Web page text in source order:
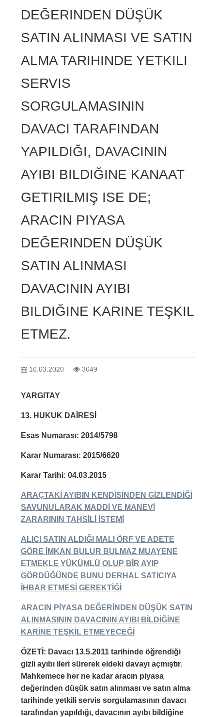
DEĞERINDEN DÜŞÜK
SATIN ALINMASI VE SATIN
ALMA TARIHINDE YETKILI
SERVIS
SORGULAMASININ
DAVACI TARAFINDAN
YAPILDIĞI, DAVACININ
AYIBI BILDIĞINE KANAAT
GETIRILMIŞ ISE DE;
ARACIN PIYASA
DEĞERINDEN DÜŞÜK
SATIN ALINMASI
DAVACININ AYIBI
BILDIĞINE KARINE TEŞKIL
ETMEZ.
16.03.2020 3649
YARGITAY
13. HUKUK DAİRESİ
Esas Numarası: 2014/5798
Karar Numarası: 2015/6620
Karar Tarihi: 04.03.2015
ARAÇTAKİ AYIBIN KENDİSİNDEN GİZLENDİĞİ
SAVUNULARAK MADDİ VE MANEVİ
ZARARININ TAHSİLİ İSTEMİ
ALICI SATIN ALDIĞI MALI ÖRF VE ADETE
GÖRE İMKAN BULUR BULMAZ MUAYENE
ETMEKLE YÜKÜMLÜ OLUP BİR AYIP
GÖRDÜĞÜNDE BUNU DERHAL SATICIYA
İHBAR ETMESİ GEREKTİĞİ
ARACIN PİYASA DEĞERİNDEN DÜŞÜK SATIN
ALINMASININ DAVACININ AYIBI BİLDİĞİNE
KARİNE TEŞKİL ETMEYECEĞİ
ÖZETİ: Davacı 13.5.2011 tarihinde öğrendiği
gizli ayıbı ileri sürerek eldeki davayı açmıştır.
Mahkemece her ne kadar aracın piyasa
değerinden düşük satın alınması ve satın alma
tarihinde yetkili servis sorgulamasının davacı
tarafından yapıldığı, davacının ayıbı bildiğine